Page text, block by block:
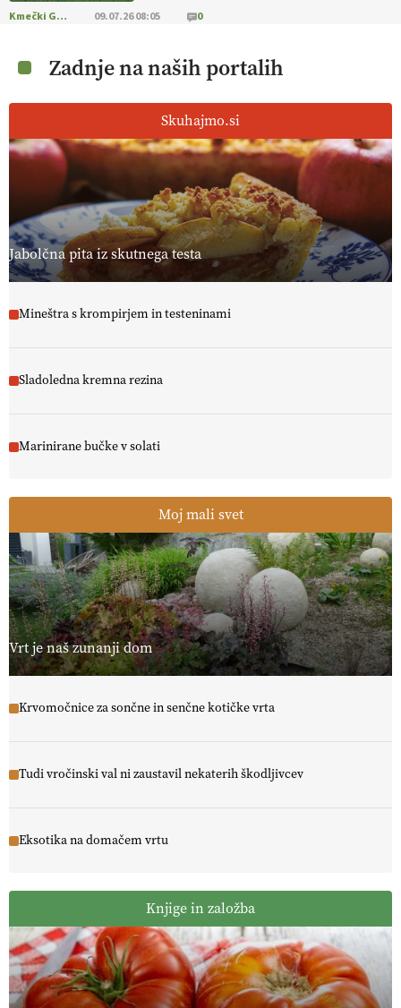
[EKOloško = LOGIČNO ]
Za bolj zdrava tla, večjo odpornost tal
VEČ
[EKOloško = LOGIČNO ] Ekološka hrana: Resnica ali le dobra reklama?
PRISLUHNITE
@EUAgri #imcap #cap #eco #skp #vlog
https://t.co/yev5PreiJu
Kmečki Glas 09.07.26 08:05 0
Zadnje na naših portalih
Skuhajmo.si
Jabolčna pita iz skutnega testa
Mineštra s krompirjem in testeninami
Sladoledna kremna rezina
Marinirane bučke v solati
Moj mali svet
Vrt je naš zunanji dom
Krvomočnice za sončne in senčne kotičke vrta
Tudi vročinski val ni zaustavil nekaterih škodljivcev
Eksotika na domačem vrtu
Knjige in založba